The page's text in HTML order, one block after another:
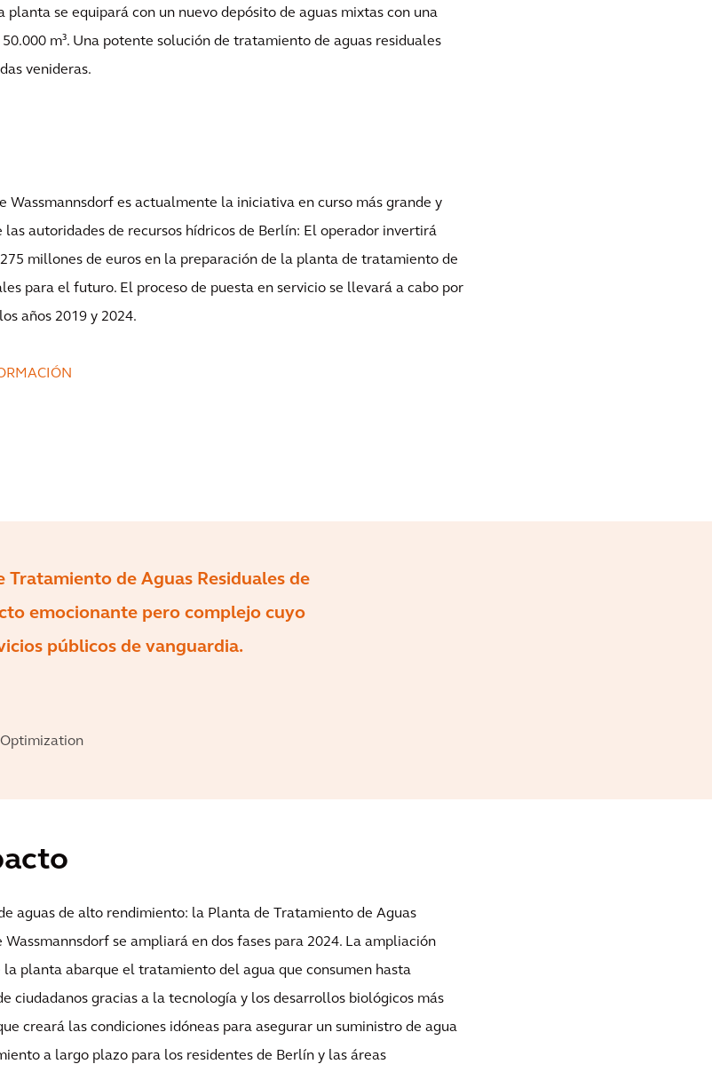
planta se equipará con un nuevo depósito de aguas mixtas con una
m³. Una potente solución de tratamiento de aguas residuales
venideras.
Wassmannsdorf es actualmente la iniciativa en curso más grande y
las autoridades de recursos hídricos de Berlín: El operador invertirá
millones de euros en la preparación de la planta de tratamiento de
para el futuro. El proceso de puesta en servicio se llevará a cabo por
años 2019 y 2024.
Tratamiento de Aguas Residuales de
emocionante pero complejo cuyo
públicos de vanguardia.
aguas de alto rendimiento: la Planta de Tratamiento de Aguas
Wassmannsdorf se ampliará en dos fases para 2024. La ampliación
la planta abarque el tratamiento del agua que consumen hasta
ciudadanos gracias a la tecnología y los desarrollos biológicos más
creará las condiciones idóneas para asegurar un suministro de agua
a largo plazo para los residentes de Berlín y las áreas